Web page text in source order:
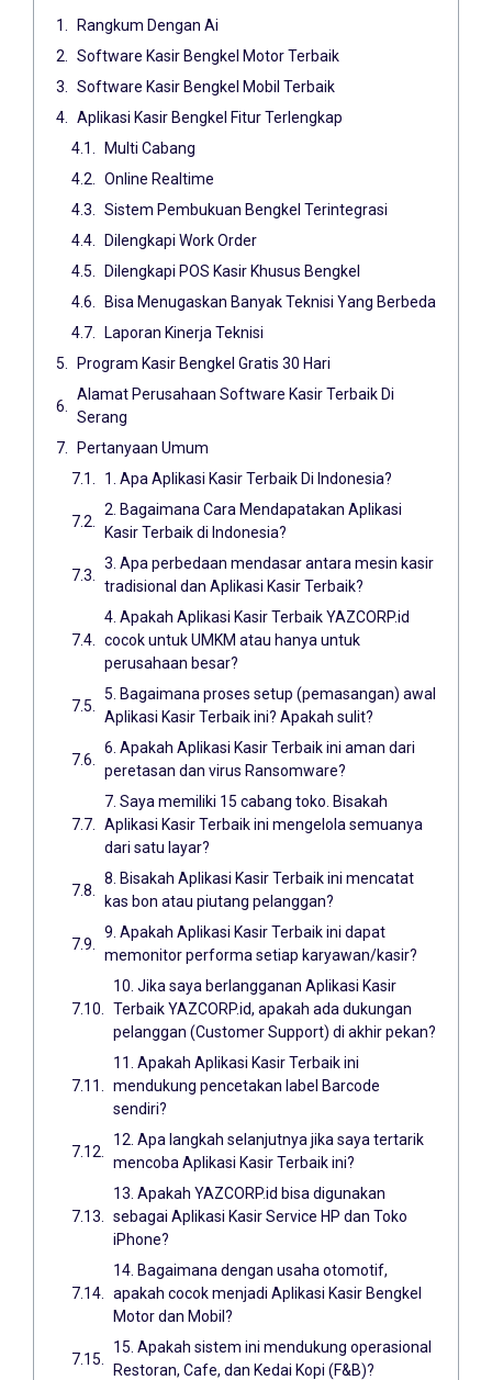
Rangkum Dengan Ai
Software Kasir Bengkel Motor Terbaik
Software Kasir Bengkel Mobil Terbaik
Aplikasi Kasir Bengkel Fitur Terlengkap
Multi Cabang
Online Realtime
Sistem Pembukuan Bengkel Terintegrasi
Dilengkapi Work Order
Dilengkapi POS Kasir Khusus Bengkel
Bisa Menugaskan Banyak Teknisi Yang Berbeda
Laporan Kinerja Teknisi
Program Kasir Bengkel Gratis 30 Hari
Alamat Perusahaan Software Kasir Terbaik Di
Serang
Pertanyaan Umum
1. Apa Aplikasi Kasir Terbaik Di Indonesia?
2. Bagaimana Cara Mendapatakan Aplikasi
Kasir Terbaik di Indonesia?
3. Apa perbedaan mendasar antara mesin kasir
tradisional dan Aplikasi Kasir Terbaik?
4. Apakah Aplikasi Kasir Terbaik YAZCORP.id
cocok untuk UMKM atau hanya untuk
perusahaan besar?
5. Bagaimana proses setup (pemasangan) awal
Aplikasi Kasir Terbaik ini? Apakah sulit?
6. Apakah Aplikasi Kasir Terbaik ini aman dari
peretasan dan virus Ransomware?
7. Saya memiliki 15 cabang toko. Bisakah
Aplikasi Kasir Terbaik ini mengelola semuanya
dari satu layar?
8. Bisakah Aplikasi Kasir Terbaik ini mencatat
kas bon atau piutang pelanggan?
9. Apakah Aplikasi Kasir Terbaik ini dapat
memonitor performa setiap karyawan/kasir?
10. Jika saya berlangganan Aplikasi Kasir
Terbaik YAZCORP.id, apakah ada dukungan
pelanggan (Customer Support) di akhir pekan?
11. Apakah Aplikasi Kasir Terbaik ini
mendukung pencetakan label Barcode
sendiri?
12. Apa langkah selanjutnya jika saya tertarik
mencoba Aplikasi Kasir Terbaik ini?
13. Apakah YAZCORP.id bisa digunakan
sebagai Aplikasi Kasir Service HP dan Toko
iPhone?
14. Bagaimana dengan usaha otomotif,
apakah cocok menjadi Aplikasi Kasir Bengkel
Motor dan Mobil?
15. Apakah sistem ini mendukung operasional
Restoran, Cafe, dan Kedai Kopi (F&B)?